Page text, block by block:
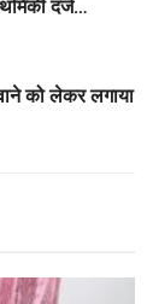
दर्ज…
को लेकर लगाया